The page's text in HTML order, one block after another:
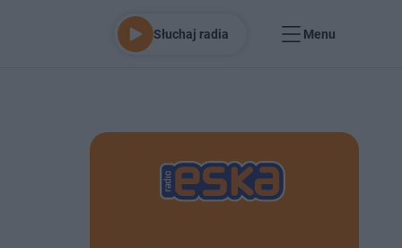
Słuchaj radia Menu